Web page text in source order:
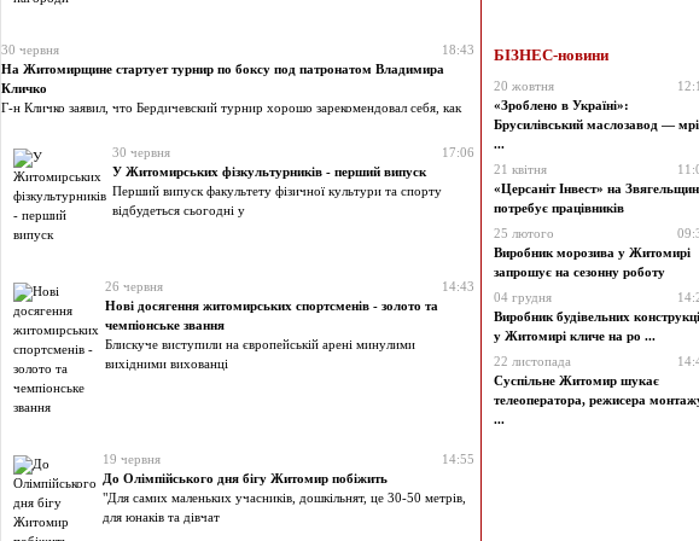
30 червня
18:43
На Житомирщине стартует турнир по боксу под патронатом Владимира
Кличко
Г-н Кличко заявил, что Бердичевский турнир хорошо зарекомендовал себя, как
БІЗНЕС-новини
20 жовтня
«Зроблено в Україні»:
Брусилівський маслозавод —
...
21 квітня
«Церсаніт Інвест» на
потребує працівників
25 лютого
Виробник морозива у Житомирі
запрошує на сезонну роботу
04 грудня
Виробник будівельних
у Житомирі кличе на ро ...
22 листопада
Суспільне Житомир шукає
телеоператора, режисера
...
30 червня
17:06
У Житомирських фізкультурників - перший випуск
Перший випуск факультету фізичної культури та спорту
відбудеться сьогодні у
26 червня
14:43
Нові досягення житомирських спортсменів - золото та
чемпіонське звання
Блискуче виступили на європейській арені минулими
вихідними вихованці
19 червня
14:55
До Олімпійського дня бігу Житомир побіжить
"Для самих маленьких учасників, дошкільнят, це 30-50 метрів,
для юнаків та дівчат